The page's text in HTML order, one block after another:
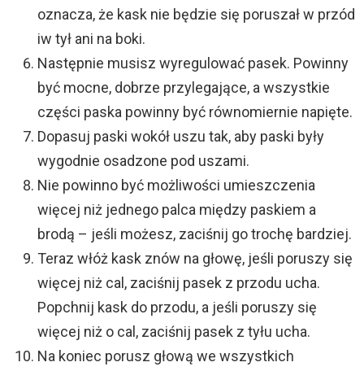
oznacza, że ​​kask nie będzie się poruszał w przód
iw tył ani na boki.
Następnie musisz wyregulować pasek. Powinny
być mocne, dobrze przylegające, a wszystkie
części paska powinny być równomiernie napięte.
Dopasuj paski wokół uszu tak, aby paski były
wygodnie osadzone pod uszami.
Nie powinno być możliwości umieszczenia
więcej niż jednego palca między paskiem a
brodą – jeśli możesz, zaciśnij go trochę bardziej.
Teraz włóż kask znów na głowę, jeśli poruszy się
więcej niż cal, zaciśnij pasek z przodu ucha.
Popchnij kask do przodu, a jeśli poruszy się
więcej niż o cal, zaciśnij pasek z tyłu ucha.
Na koniec porusz głową we wszystkich